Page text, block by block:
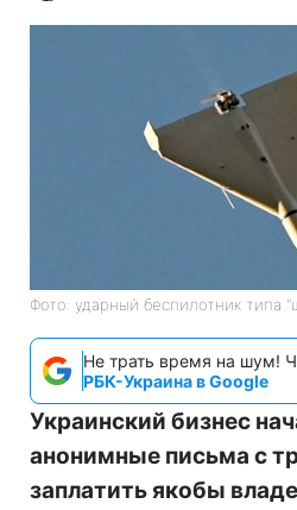
Фото: ударный беспилотник типа
Не трать время на шум!
РБК-Украина в Google
Украинский бизнес
анонимные письма с
заплатить якобы